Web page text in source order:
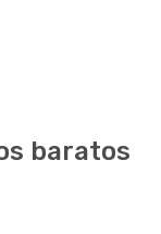
baratos